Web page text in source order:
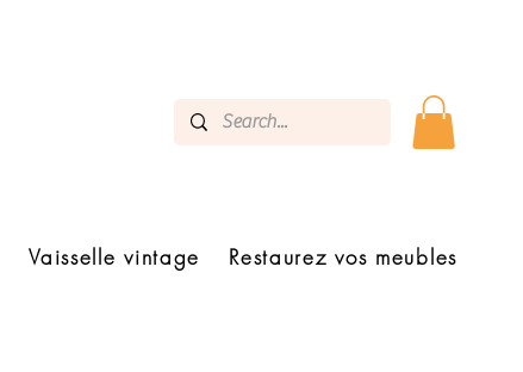
Vaisselle vintage Restaurez vos meubles